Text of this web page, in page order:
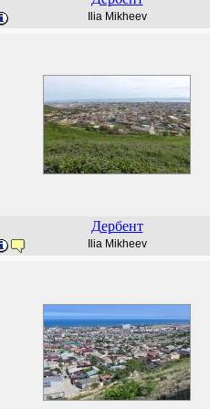
Ilia Mikheev
Дербент
Ilia Mikheev